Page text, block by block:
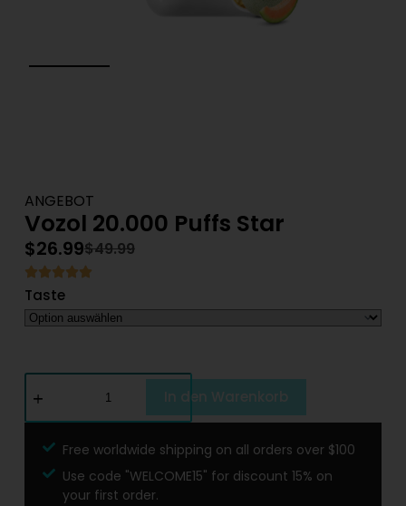
ANGEBOT
Vozol 20.000 Puffs Star
$49.99
$26.99
Taste
In den Warenkorb
Free worldwide shipping on all orders over $100
Use code "WELCOME15" for discount 15% on
your first order.